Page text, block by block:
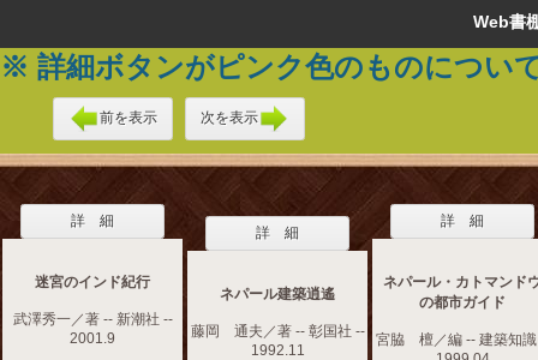
Web
※ 詳細ボタンがピンク色のものについ
前を表示 次を表示
詳 細
迷宮のインド紀行
武澤秀一／著 -- 新潮社 --
2001.9
詳 細
ネパール建築逍遙
藤岡 通夫／著 -- 彰国社 --
1992.11
詳 細
ネパール・カトマンド
の都市ガイド
宮脇 檀／編 -- 建築知識